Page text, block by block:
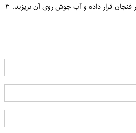
چای کیسه‌ای ارل گری نیوشا در بسته ۲۰ عددی، ترکیبی از چای سیاه مرغوب و اسانس طبیعی برگاموت است. هر کیسه برای تهیه یک فنجان چای کافی می‌باشد. برای دم کردن، یک کیسه چای را در فنجان قرار داده و آب جوش روی آن بریزید. ۳